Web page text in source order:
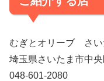
むぎとオリーブ さい
埼玉県さいたま市中
048-601-2080